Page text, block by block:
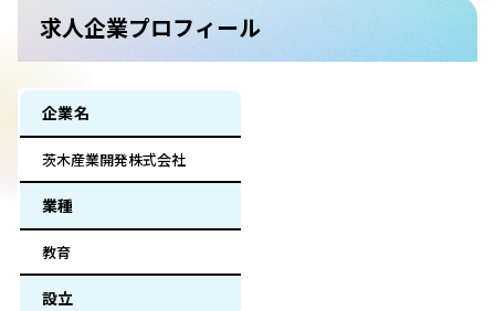
求人企業プロフィール
企業名
茨木産業開発株式会社
業種
教育
設立